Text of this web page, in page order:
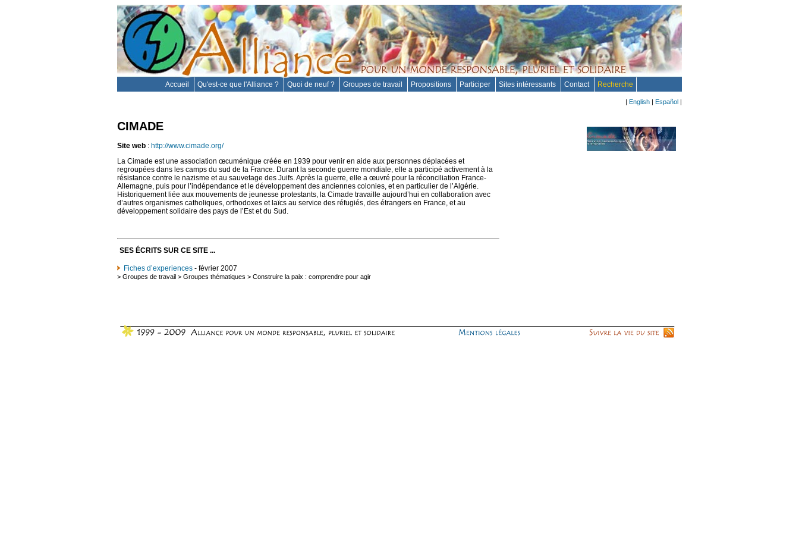
Accueil Qu'est-ce que l'Alliance ? Quoi de neuf ? Groupes de travail Propositions Participer Sites intéressants Contact Recherche
| English | Español |
CIMADE
Site web : http://www.cimade.org/
La Cimade est une association œcuménique créée en 1939 pour venir en aide aux personnes déplacées et
regroupées dans les camps du sud de la France. Durant la seconde guerre mondiale, elle a participé activement à la
résistance contre le nazisme et au sauvetage des Juifs. Après la guerre, elle a œuvré pour la réconciliation France-
Allemagne, puis pour l’indépendance et le développement des anciennes colonies, et en particulier de l’Algérie.
Historiquement liée aux mouvements de jeunesse protestants, la Cimade travaille aujourd’hui en collaboration avec
d’autres organismes catholiques, orthodoxes et laïcs au service des réfugiés, des étrangers en France, et au
développement solidaire des pays de l’Est et du Sud.
SES ÉCRITS SUR CE SITE ...
Fiches d’experiences - février 2007
> Groupes de travail > Groupes thématiques > Construire la paix : comprendre pour agir